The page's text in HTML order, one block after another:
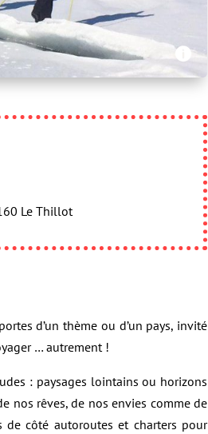
Baïkal, au-delà de la lumière 
Le Thillot
d’un thème ou d’un pays, invité
… autrement !
: paysages lointains ou horizons
nos rêves, de nos envies comme de
de côté autoroutes et charters pour